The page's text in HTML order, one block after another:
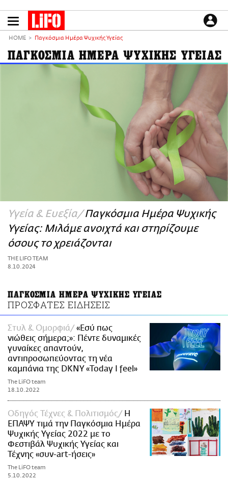
το
κυρίως
THE GOOD LIFO
LIFOLAND
CITY GUIDE
ΑΜΠΑ
PRINT
ΕΙΔΗΣΕΙΣ
CULTURE
ΑΠΟΨΕΙΣ
ΤΡΟΠΟΣ ΖΩΗΣ
HOME Παγκόσμια Ημέρα Ψυχικής Υγείας
ΠΑΓΚΟΣΜΙΑ ΗΜΕΡΑ ΨΥΧΙΚΗΣ ΥΓΕΙΑΣ
Υγεία & Ευεξία Παγκόσμια Ημέρα Ψυχικής
Υγείας: Μιλάμε ανοιχτά και στηρίζουμε
όσους το χρειάζονται
THE LIFO TEAM
8.10.2024
ΠΑΓΚΟΣΜΙΑ ΗΜΕΡΑ ΨΥΧΙΚΗΣ ΥΓΕΙΑΣ
ΠΡΟΣΦΑΤΕΣ ΕΙΔΗΣΕΙΣ
Στυλ & Ομορφιά
«Εσύ πως
νιώθεις σήμερα;»: Πέντε δυναμικές
γυναίκες απαντούν,
αντιπροσωπεύοντας τη νέα
καμπάνια της DKNY «Today I feel»
The LiFO team
18.10.2022
Οδηγός Τέχνες & Πολιτισμός
Η
ΕΠΑΨΥ τιμά την Παγκόσμια Ημέρα
Ψυχικής Υγείας 2022 με το
Φεστιβάλ Ψυχικής Υγείας και
Τέχνης «συν-art-ήσεις»
The LiFO team
5.10.2022